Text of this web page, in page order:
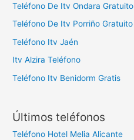
Teléfono De Itv Ondara Gratuito
Teléfono De Itv Porriño Gratuito
Teléfono Itv Jaén
Itv Alzira Teléfono
Teléfono Itv Benidorm Gratis
Últimos teléfonos
Teléfono Hotel Melia Alicante